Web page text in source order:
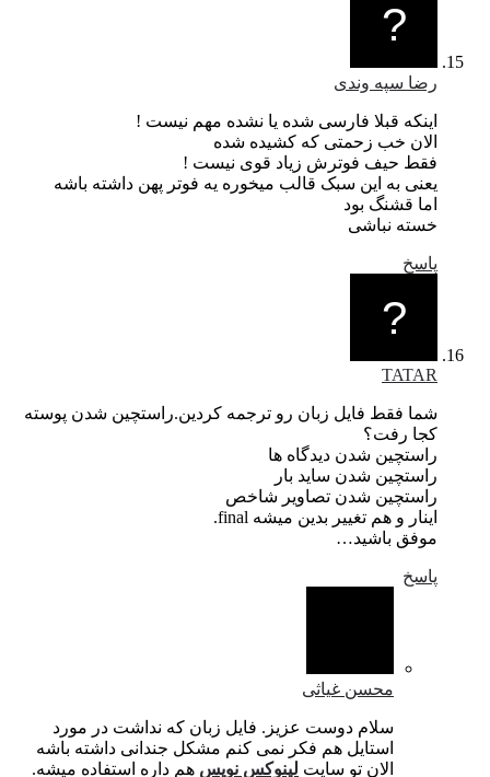
رضا سپه وندی
اینکه قبلا فارسی شده یا نشده مهم نیست !
الان خب زحمتی که کشیده شده
فقط حیف فوترش زیاد قوی نیست !
یعنی به این سبک قالب میخوره یه فوتر پهن داشته باشه
اما قشنگ بود
خسته نباشی
TATAR
شما فقط فایل زبان رو ترجمه کردین.راستچین شدن پوسته
کجا رفت؟
راستچین شدن دیدگاه ها
راستچین شدن ساید بار
راستچین شدن تصاویر شاخص
اینار و هم تغییر بدین میشه final.
موفق باشید…
محسن غیاثی
سلام دوست عزیز. فایل زبان که نداشت در مورد
استایل هم فکر نمی کنم مشکل جندانی داشته باشه
الان تو سایتلینوکس نویسهم داره استفاده میشه.